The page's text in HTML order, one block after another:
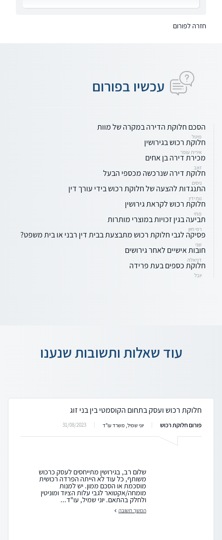
חזרה לפורום
עכשיו בפורום
הסכם חלוקת הדירה במקרה של מוות
מיטל
חלוקת רכוש בגירושין
אירית עופר
מכירת דירה בן אחים
זאב
חלוקת דירה שנרכשה מכספי הבעל
ניסים
התנגדות להצעה של חלוקת רכוש בידי עורך דין
נוח ידין
חלוקת רכוש לקראת גירושין
מתי
תביעה בגין זכויות במוצרי מותרות
רפי חיון
פסיקה לגבי חלוקת רכוש מתבצעת בבית דין רבני או בית משפט?
שני
חובות אישיים לאחר גירושים
דניאלה
חלוקת כספים בעת פרידה
יובל
עוד שאלות ותשובות שנענו
חלוקת רכוש ועסק בתחום הקוסמטי בין בני זוג
פורום חלוקת רכוש יוני שמיל, משרד עו"ד 31/08/2023
שלום רב, בגירושין מתייחסים לעסק כרכוש
משותף, כל עוד לא הייתה הפרדה רכושית
מוסכמת או הסכם ממון. יש למנות
מומחה/אקטואר לגבי עלות הציוד ומוניטין
ולחלק בהתאם. יוני שמיל, עו"ד...
המשך תשובה